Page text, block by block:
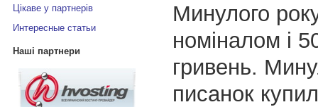
Цікаве у партнерів
Интересные статьи
Наші партнери
Минулого
номіналом і
гривень.
писанок